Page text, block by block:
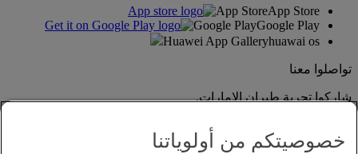
App StoreApp Store
Google PlayGoogle Play
Huawei App Galleryhuawai os
تواصلوا معنا
شاركوا تجربة طيران الإمارات.
خصوصيتكم من أولوياتنا